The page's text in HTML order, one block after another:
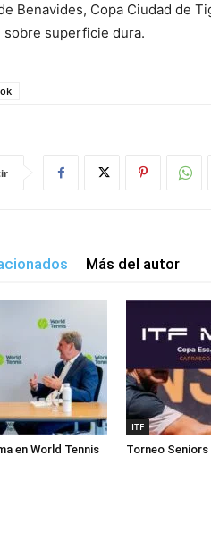
Benavides, Copa Ciudad de
sobre superficie dura.
Más del autor
en World Tennis
ITF
Torneo